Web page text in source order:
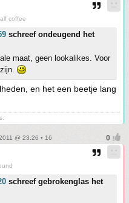
coffee
schreef ondeugend het
maat, geen lookalikes. Voor
en het een beetje lang
@ 23:26 • 16
schreef gebrokenglas het